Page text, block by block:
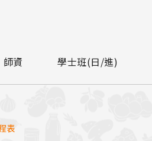
師資 學士班(日/進)
表